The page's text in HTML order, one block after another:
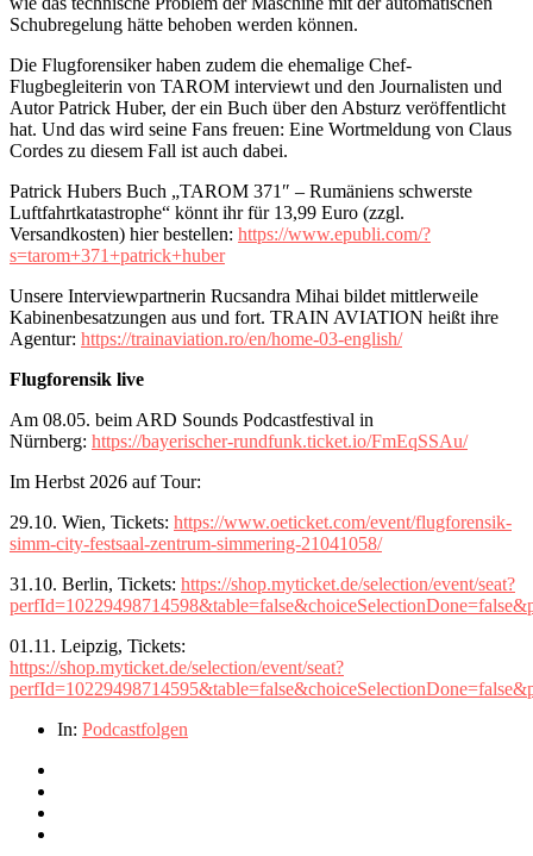
Schubregelung hätte behoben werden können.
Die Flugforensiker haben zudem die ehemalige Chef-
Flugbegleiterin von TAROM interviewt und den Journalisten und
Autor Patrick Huber, der ein Buch über den Absturz veröffentlicht
hat. Und das wird seine Fans freuen: Eine Wortmeldung von Claus
Cordes zu diesem Fall ist auch dabei.
Patrick Hubers Buch „TAROM 371″ – Rumäniens schwerste
Luftfahrtkatastrophe“ könnt ihr für 13,99 Euro (zzgl.
Versandkosten) hier bestellen: https://www.epubli.com/?
s=tarom+371+patrick+huber
Unsere Interviewpartnerin Rucsandra Mihai bildet mittlerweile
Kabinenbesatzungen aus und fort. TRAIN AVIATION heißt ihre
Agentur: https://trainaviation.ro/en/home-03-english/
Flugforensik live
Am 08.05. beim ARD Sounds Podcastfestival in
Nürnberg: https://bayerischer-rundfunk.ticket.io/FmEqSSAu/
Im Herbst 2026 auf Tour:
29.10. Wien, Tickets: https://www.oeticket.com/event/flugforensik-
simm-city-festsaal-zentrum-simmering-21041058/
31.10. Berlin, Tickets: https://shop.myticket.de/selection/event/seat?
01.11. Leipzig, Tickets:
https://shop.myticket.de/selection/event/seat?
In: Podcastfolgen